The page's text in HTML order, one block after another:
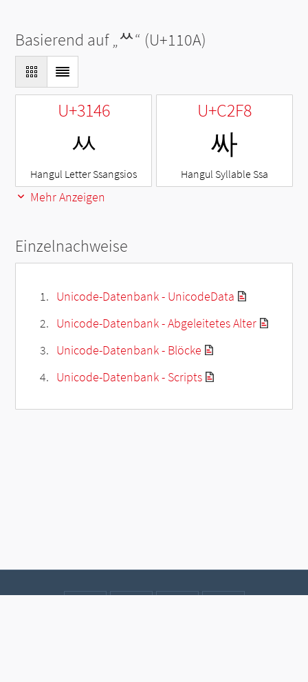
Basierend auf „ᄊ“ (U+110A)
U+3146
ㅆ
Hangul Letter Ssangsios
U+C2F8
싸
Hangul Syllable Ssa
Mehr Anzeigen
Einzelnachweise
Unicode-Datenbank - UnicodeData
Unicode-Datenbank - Abgeleitetes Alter
Unicode-Datenbank - Blöcke
Unicode-Datenbank - Scripts